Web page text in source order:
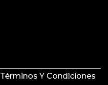
Términos Y Condiciones